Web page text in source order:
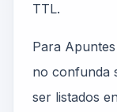
TTL.
Para
no confunda
ser listados